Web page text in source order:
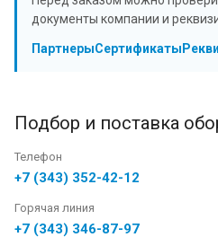
документы компании и
ПартнерыСертификаты
Подбор и поставка
Телефон
+7 (343) 352-42-12
Горячая линия
+7 (343) 346-87-97